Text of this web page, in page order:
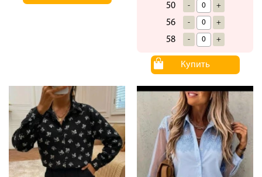
50 - +
56 - +
58 - +
Купить